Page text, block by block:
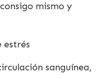
mismo y
estrés
sanguínea,